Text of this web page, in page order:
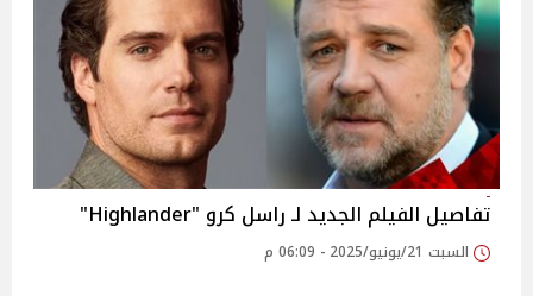
تفاصيل الفيلم الجديد لـ راسل كرو "Highlander"
السبت 21/يونيو/2025 - 06:09 م